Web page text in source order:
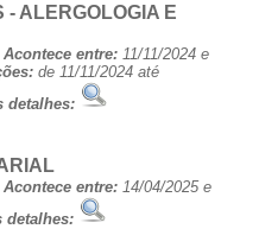
ALERGOLOGIA E
Acontece entre: 11/11/2024 e
de 11/11/2024 até
detalhes:
Acontece entre: 14/04/2025 e
detalhes: